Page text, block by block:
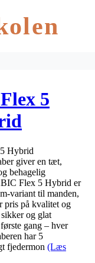
5
Hybrid
giver en tæt,
behagelig
Flex 5 Hybrid er
variant til manden,
pris på kvalitet og
og glat
gang – hver
har 5
fjedermon (Læs